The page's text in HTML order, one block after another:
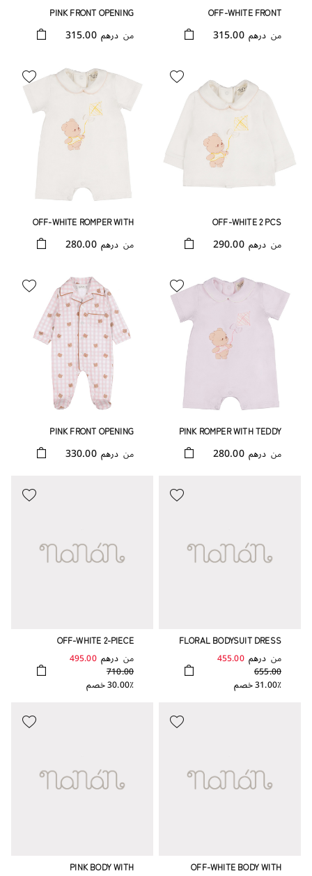
OFF-WHITE FRONT
TEDDY BEAR
من درهم 315.00
PINK FRONT OPENING
BEAR
من درهم 315.00
OFF-WHITE 2 PCS
من درهم 290.00
OFF-WHITE ROMPER WITH
من درهم 280.00
PINK ROMPER WITH TEDDY
من درهم 280.00
PINK FRONT OPENING
TEDDY BEARS
من درهم 330.00
FLORAL BODYSUIT DRESS
من درهم 455.00
655.00
31.00٪ خصم
OFF-WHITE 2-PIECE
COLLAR
من درهم 495.00
710.00
30.00٪ خصم
OFF-WHITE BODY WITH
PINK BODY WITH